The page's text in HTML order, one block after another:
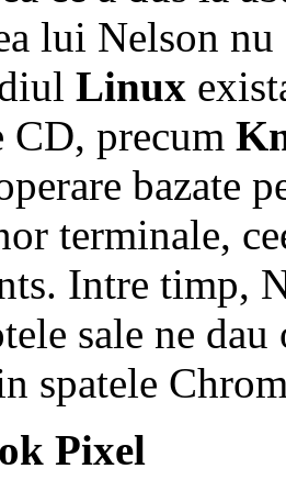
lui Nelson nu
Linux
CD, precum
bazate
terminale,
Intre timp,
sale ne
spatele
Pixel